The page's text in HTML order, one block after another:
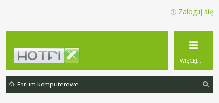
Zaloguj się
WIĘCEJ…
Forum komputerowe